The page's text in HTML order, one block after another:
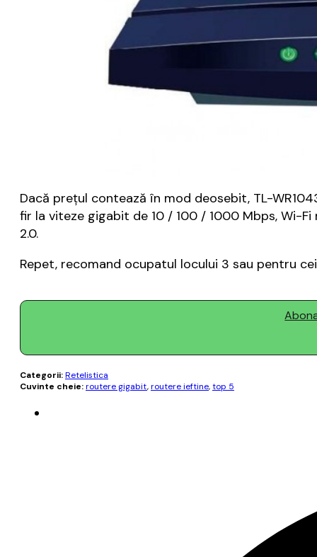
Dacă prețul contează în mod deosebit, TL-
fir la viteze gigabit de 10 / 100 / 1000 Mbps, Wi-
2.0.
Repet, recomand ocupatul locului 3 sau pentru
Categorii:Retelistica
Cuvinte cheie:routere gigabit,routere ieftine,top 5